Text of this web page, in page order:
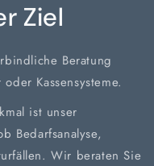
Ziel
Beratung
Kassensysteme.
ist unser
Bedarfsanalyse,
Wir beraten Sie